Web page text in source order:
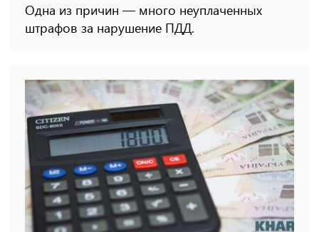
Одна из причин — много неуплаченных
штрафов за нарушение ПДД.